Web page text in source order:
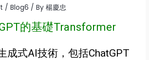
/Blog6 / By楊慶忠
的基礎Transformer
成式AI技術 ，包括ChatGPT